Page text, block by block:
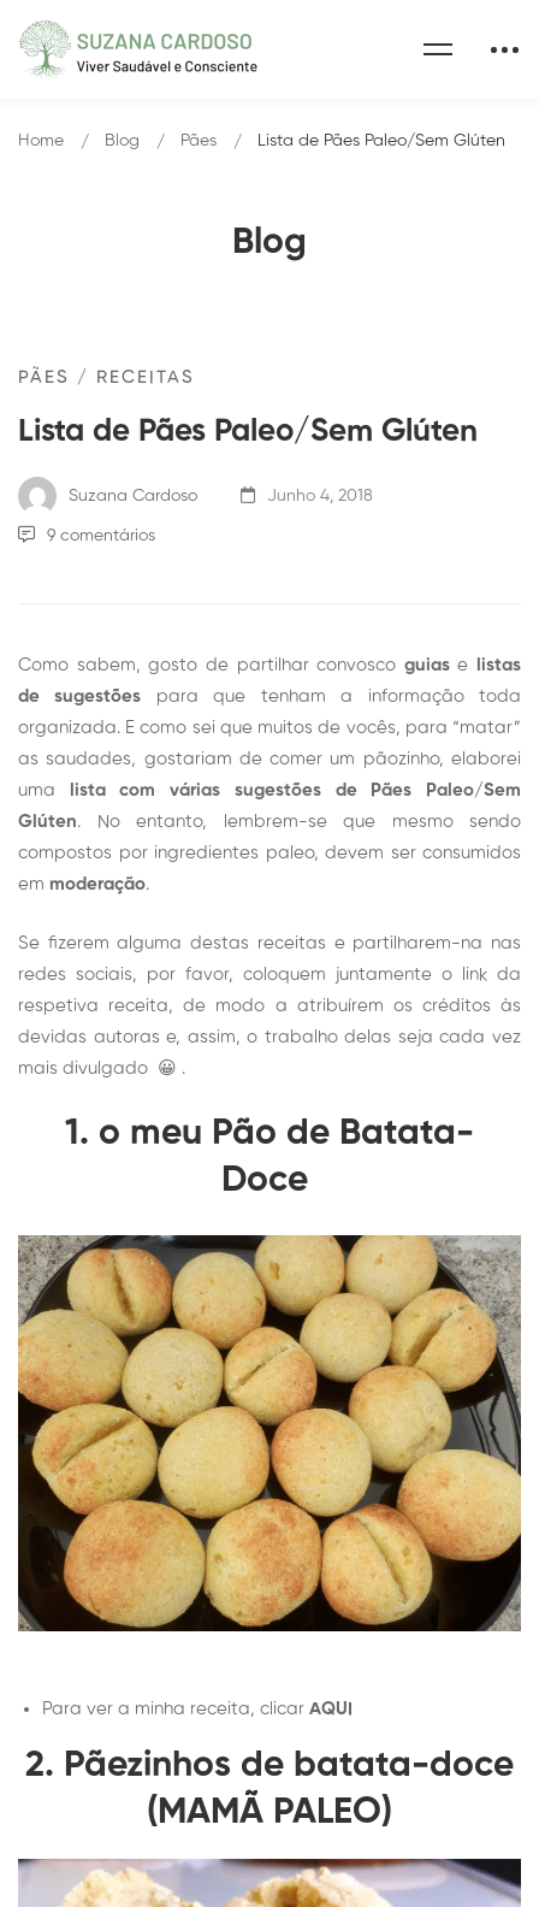
Blog
Home Blog Pães Lista de Pães Paleo/Sem Glúten
PÃES / RECEITAS
Lista de Pães Paleo/Sem Glúten
Suzana Cardoso Junho 4, 2018
9 comentários
Como sabem, gosto de partilhar convosco guiase
listas
de sugestões para que tenham a informação toda
organizada. E como sei que muitos de vocês, para “matar”
as saudades, gostariam de comer um pãozinho, elaborei
uma
lista com várias sugestões de Pães Paleo/Sem
Glúten. No entanto, lembrem-se que mesmo sendo
compostos por ingredientes paleo, devem ser consumidos
em moderação.
Se fizerem alguma destas receitas e partilharem-na nas
redes sociais, por favor, coloquem juntamente o link da
respetiva receita, de modo a atribuírem os créditos às
devidas autoras e, assim, o trabalho delas seja cada vez
mais divulgado 😀 .
1. o meu Pão de Batata-
Doce
Para ver a minha receita, clicar AQUI
2. Pãezinhos de batata-doce
(MAMÃ PALEO)